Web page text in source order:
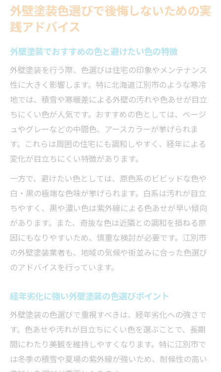
外壁塗装色選びで後悔しないための実
践アドバイス
外壁塗装でおすすめの色と避けたい色の特徴
外壁塗装を行う際、色選びは住宅の印象やメンテナンス
性に大きく影響します。特に北海道江別市のような寒冷
地では、積雪や寒暖差による外壁の汚れや色あせが目立
ちにくい色が人気です。おすすめの色としては、ベージ
ュやグレーなどの中間色、アースカラーが挙げられま
す。これらは周囲の住宅にも調和しやすく、経年による
変化が目立ちにくい特徴があります。
一方で、避けたい色としては、原色系のビビッドな色や
白・黒の極端な色味が挙げられます。白系は汚れが目立
ちやすく、黒や濃い色は紫外線による色あせが早い傾向
があります。また、奇抜な色は近隣との調和を損ねる原
因にもなりやすいため、慎重な検討が必要です。江別市
の外壁塗装業者も、地域の気候や街並みに合った色選び
のアドバイスを行っています。
経年劣化に強い外壁塗装の色選びポイント
外壁塗装の色選びで重視すべきは、経年劣化への強さで
す。色あせや汚れが目立ちにくい色を選ぶことで、長期
間にわたり美観を維持しやすくなります。特に江別市で
は冬季の積雪や夏場の紫外線が強いため、耐候性の高い